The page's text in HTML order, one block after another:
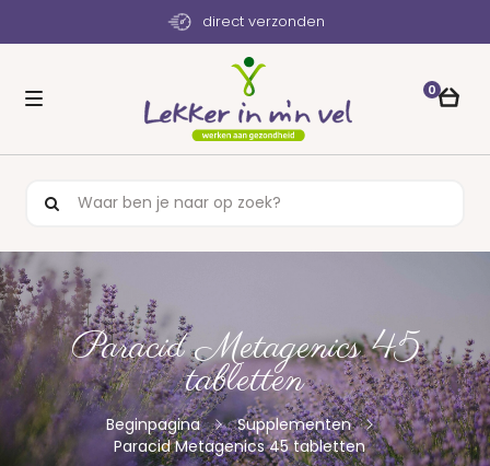
direct verzonden
0
Paracid Metagenics 45
tabletten
Beginpagina
Supplementen
Paracid Metagenics 45 tabletten